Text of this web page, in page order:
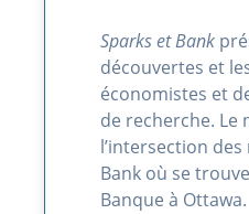
Sparks et Bank
découvertes et
économistes et
de recherche. Le
l’intersection
Bank où se
Banque à Ottawa.